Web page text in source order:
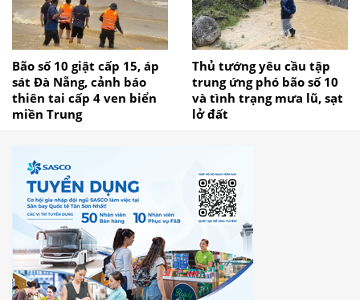
Bão số 10 giật cấp 15, áp
sát Đà Nẵng, cảnh báo
thiên tai cấp 4 ven biển
miền Trung
Thủ tướng yêu cầu tập
trung ứng phó bão số 10
và tình trạng mưa lũ, sạt
lở đất